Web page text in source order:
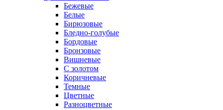
Бежевые
Белые
Бирюзовые
Бледно-голубые
Бордовые
Бронзовые
Вишневые
С золотом
Коричневые
Темные
Цветные
Разноцветные